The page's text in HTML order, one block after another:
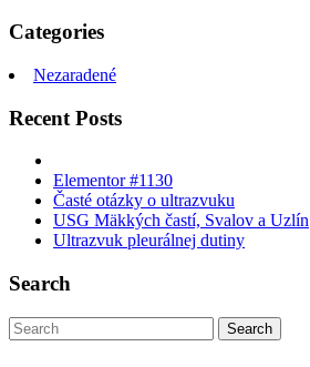
Categories
Nezaradené
Recent Posts
Elementor #1130
Časté otázky o ultrazvuku
USG Mäkkých častí, Svalov a Uzlín
Ultrazvuk pleurálnej dutiny
Search
Search